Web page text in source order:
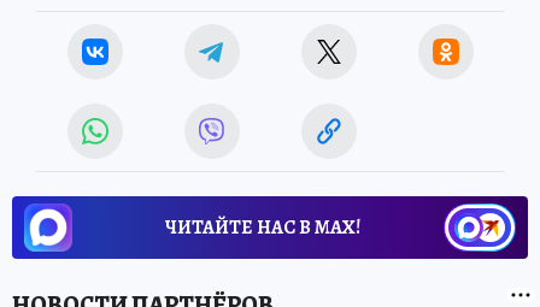
ЧИТАЙТЕ НАС В МАХ!